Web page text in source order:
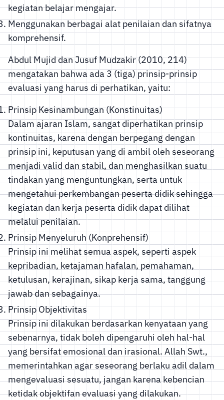
kegiatan belajar mengajar.
Menggunakan berbagai alat penilaian dan sifatnya
komprehensif.
Abdul Mujid dan Jusuf Mudzakir (2010, 214)
mengatakan bahwa ada 3 (tiga) prinsip-prinsip
evaluasi yang harus di perhatikan, yaitu:
Prinsip Kesinambungan (Konstinuitas)
Dalam ajaran Islam, sangat diperhatikan prinsip
kontinuitas, karena dengan berpegang dengan
prinsip ini, keputusan yang di ambil oleh seseorang
menjadi valid dan stabil, dan menghasilkan suatu
tindakan yang menguntungkan, serta untuk
mengetahui perkembangan peserta didik sehingga
kegiatan dan kerja peserta didik dapat dilihat
melalui penilaian.
Prinsip Menyeluruh (Konprehensif)
Prinsip ini melihat semua aspek, seperti aspek
kepribadian, ketajaman hafalan, pemahaman,
ketulusan, kerajinan, sikap kerja sama, tanggung
jawab dan sebagainya.
Prinsip Objektivitas
Prinsip ini dilakukan berdasarkan kenyataan yang
sebenarnya, tidak boleh dipengaruhi oleh hal-hal
yang bersifat emosional dan irasional. Allah Swt.,
memerintahkan agar seseorang berlaku adil dalam
mengevaluasi sesuatu, jangan karena kebencian
ketidak objektifan evaluasi yang dilakukan.